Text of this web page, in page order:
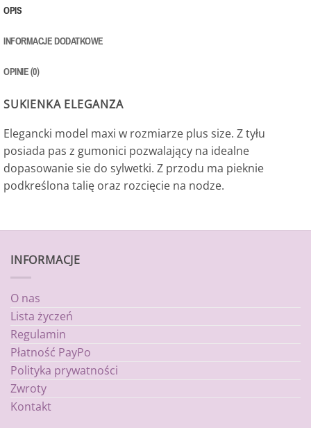
OPIS
INFORMACJE DODATKOWE
OPINIE (0)
SUKIENKA ELEGANZA
Elegancki model maxi w rozmiarze plus size. Z tyłu
posiada pas z gumonici pozwalający na idealne
dopasowanie sie do sylwetki. Z przodu ma pieknie
podkreślona talię oraz rozcięcie na nodze.
INFORMACJE
O nas
Lista życzeń
Regulamin
Płatność PayPo
Polityka prywatności
Zwroty
Kontakt